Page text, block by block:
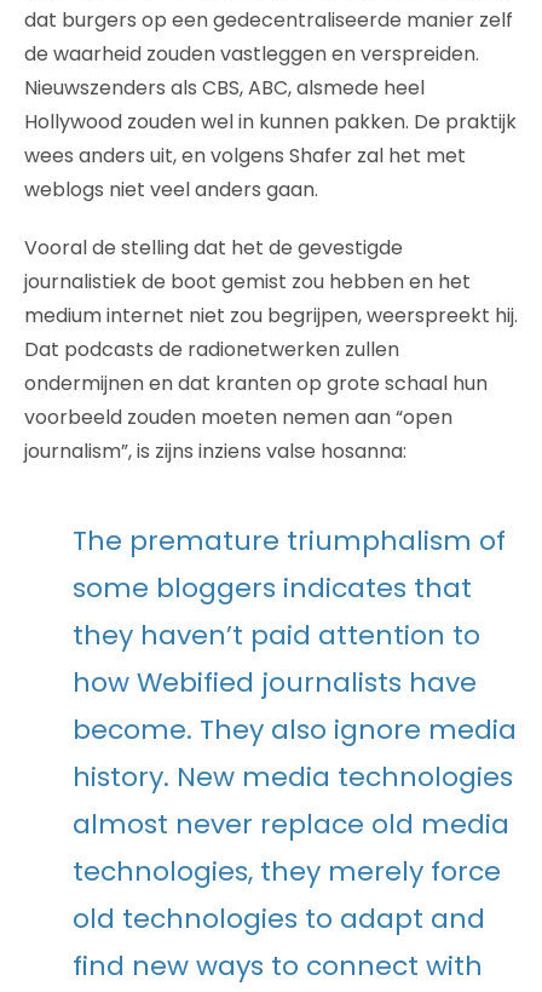
dat burgers op een gedecentraliseerde manier zelf
de waarheid zouden vastleggen en verspreiden.
Nieuwszenders als CBS, ABC, alsmede heel
Hollywood zouden wel in kunnen pakken. De praktijk
wees anders uit, en volgens Shafer zal het met
weblogs niet veel anders gaan.
Vooral de stelling dat het de gevestigde
journalistiek de boot gemist zou hebben en het
medium internet niet zou begrijpen, weerspreekt hij.
Dat podcasts de radionetwerken zullen
ondermijnen en dat kranten op grote schaal hun
voorbeeld zouden moeten nemen aan “open
journalism”, is zijns inziens valse hosanna:
The premature triumphalism of
some bloggers indicates that
they haven’t paid attention to
how Webified journalists have
become. They also ignore media
history. New media technologies
almost never replace old media
technologies, they merely force
old technologies to adapt and
find new ways to connect with